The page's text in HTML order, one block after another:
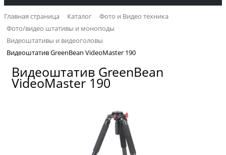
Главная страница Каталог
Фото и Видео техника
Фото/видео штативы и моноподы
Видеоштативы и видеоголовы
Видеоштатив GreenBean VideoMaster 190
Видеоштатив GreenBean
VideoMaster 190